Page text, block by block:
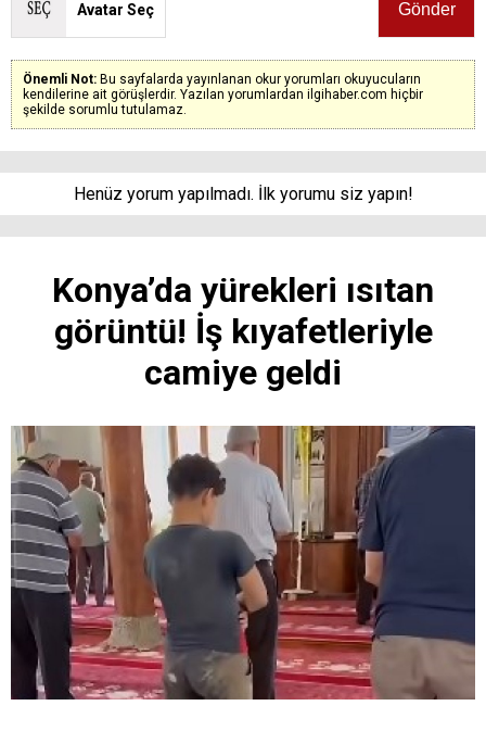
Avatar Seç
Önemli Not: Bu sayfalarda yayınlanan okur yorumları okuyucuların
kendilerine ait görüşlerdir. Yazılan yorumlardan ilgihaber.com hiçbir
şekilde sorumlu tutulamaz.
Henüz yorum yapılmadı. İlk yorumu siz yapın!
Konya’da yürekleri ısıtan
görüntü! İş kıyafetleriyle
camiye geldi